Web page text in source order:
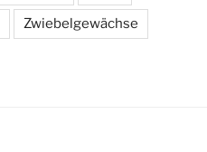
Zwiebelgewächse